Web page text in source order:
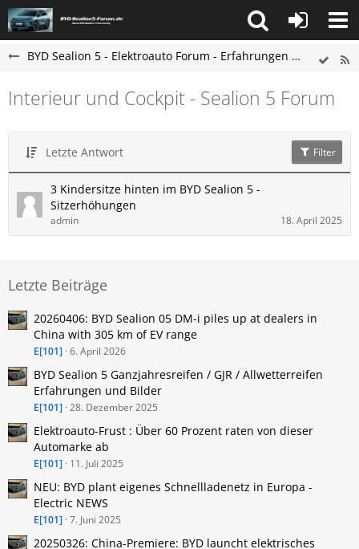
BYD Sealion 5 - Elektroauto Forum - Erfahrungen und Probleme
Interieur und Cockpit - Sealion 5 Forum
Letzte Antwort Filter
3 Kindersitze hinten im BYD Sealion 5 -
Sitzerhöhungen
admin 18. April 2025
Letzte Beiträge
20260406: BYD Sealion 05 DM-i piles up at dealers in
China with 305 km of EV range
E[101] 6. April 2026
BYD Sealion 5 Ganzjahresreifen / GJR / Allwetterreifen
Erfahrungen und Bilder
E[101] 28. Dezember 2025
Elektroauto-Frust : Über 60 Prozent raten von dieser
Automarke ab
E[101] 11. Juli 2025
NEU: BYD plant eigenes Schnellladenetz in Europa -
Electric NEWS
E[101] 7. Juni 2025
20250326: China-Premiere: BYD launcht elektrisches